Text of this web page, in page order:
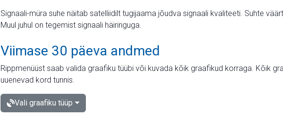
Signaali-müra suhe näitab satelliidilt tugijaama jõudva signaali kvaliteeti. Suhte
Muul juhul on tegemist signaali häiringuga.
Viimase 30 päeva andmed
Rippmenüüst saab valida graafiku tüübi või kuvada kõik graafikud korraga. Kõik
uuenevad kord tunnis.
Vali graafiku tüüp